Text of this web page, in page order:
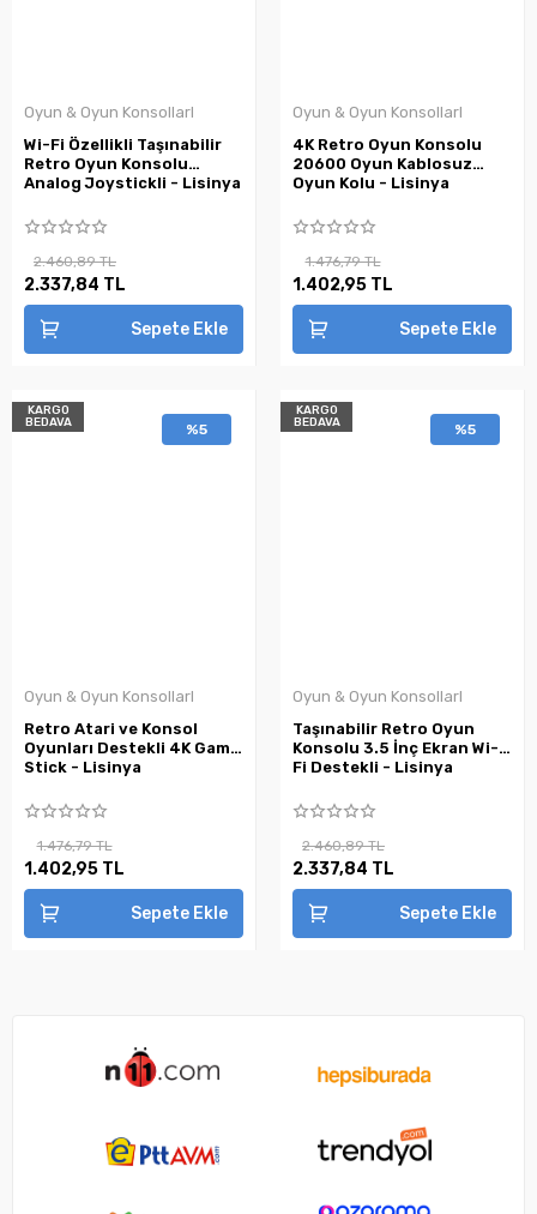
Oyun & Oyun KonsollarI
Wi-Fi Özellikli Taşınabilir
Retro Oyun Konsolu
Analog Joystickli - Lisinya
2.460,89 TL
2.337,84 TL
Sepete Ekle
Oyun & Oyun KonsollarI
4K Retro Oyun Konsolu
20600 Oyun Kablosuz
Oyun Kolu - Lisinya
1.476,79 TL
1.402,95 TL
Sepete Ekle
KARGO
BEDAVA
%5
Oyun & Oyun KonsollarI
Retro Atari ve Konsol
Oyunları Destekli 4K Game
Stick - Lisinya
1.476,79 TL
1.402,95 TL
Sepete Ekle
KARGO
BEDAVA
%5
Oyun & Oyun KonsollarI
Taşınabilir Retro Oyun
Konsolu 3.5 İnç Ekran Wi-
Fi Destekli - Lisinya
2.460,89 TL
2.337,84 TL
Sepete Ekle